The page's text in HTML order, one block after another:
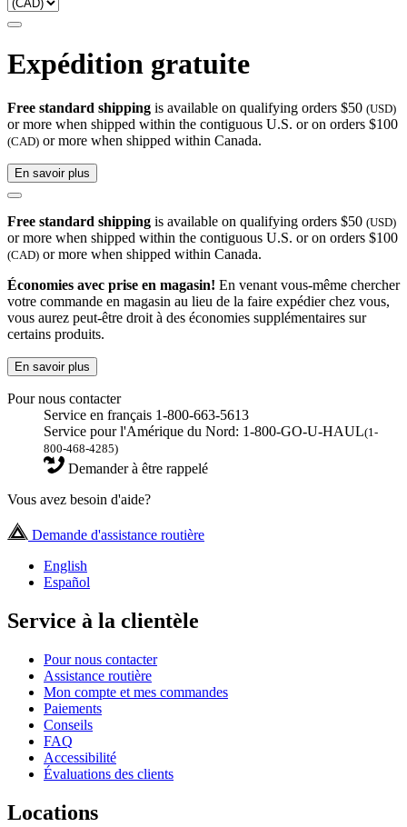
Expédition gratuite
Free standard shipping is available on qualifying orders $50 (USD)
or more when shipped within the contiguous U.S. or on orders $100
(CAD) or more when shipped within Canada.
En savoir plus
Free standard shipping is available on qualifying orders $50 (USD)
or more when shipped within the contiguous U.S. or on orders $100
(CAD) or more when shipped within Canada.
Économies avec prise en magasin! En venant vous-même chercher
votre commande en magasin au lieu de la faire expédier chez vous,
vous aurez peut-être droit à des économies supplémentaires sur
certains produits.
En savoir plus
Pour nous contacter
Service en français 1-800-663-5613
Service pour l'Amérique du Nord: 1-800-GO-U-HAUL(1-
800-468-4285)
Demander à être rappelé
Vous avez besoin d'aide?
Demande d'assistance routière
English
Español
Service à la clientèle
Pour nous contacter
Assistance routière
Mon compte et mes commandes
Paiements
Conseils
FAQ
Accessibilité
Évaluations des clients
Locations